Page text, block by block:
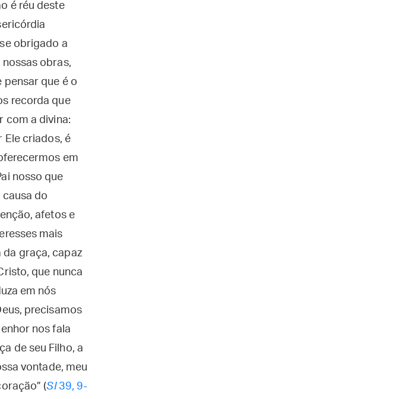
é réu deste
obrigado a
obras,
pensar que é o
recorda que
com a divina:
Ele criados, é
em
nosso que
causa do
afetos e
mais
da graça, capaz
que nunca
em nós
precisamos
nos fala
de seu Filho, a
vontade, meu
(Sl39, 9-